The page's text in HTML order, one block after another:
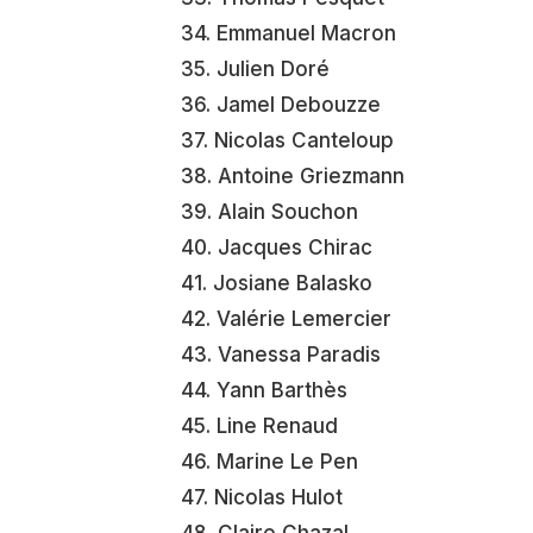
34. Emmanuel Macron
35. Julien Doré
36. Jamel Debouzze
37. Nicolas Canteloup
38. Antoine Griezmann
39. Alain Souchon
40. Jacques Chirac
41. Josiane Balasko
42. Valérie Lemercier
43. Vanessa Paradis
44. Yann Barthès
45. Line Renaud
46. Marine Le Pen
47. Nicolas Hulot